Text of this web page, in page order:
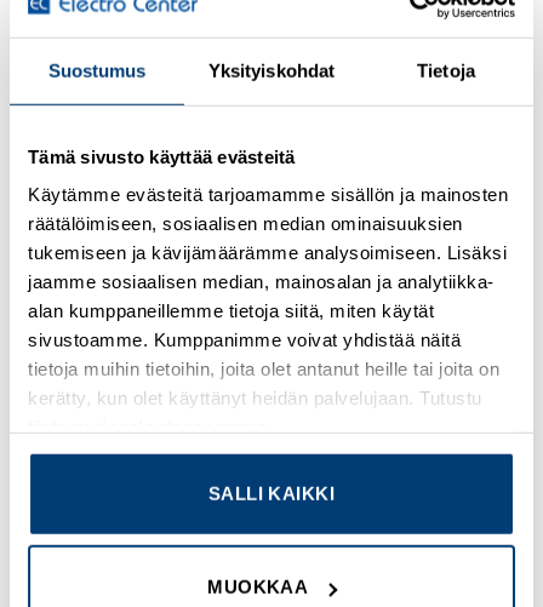
Suostumus Yksityiskohdat Tietoja
Tämä sivusto käyttää evästeitä
Käytämme evästeitä tarjoamamme sisällön ja mainosten
räätälöimiseen, sosiaalisen median ominaisuuksien
tukemiseen ja kävijämäärämme analysoimiseen. Lisäksi
jaamme sosiaalisen median, mainosalan ja analytiikka-
alan kumppaneillemme tietoja siitä, miten käytät
sivustoamme. Kumppanimme voivat yhdistää näitä
tietoja muihin tietoihin, joita olet antanut heille tai joita on
kerätty, kun olet käyttänyt heidän palvelujaan. Tutustu
SALLI KAIKKI
MUOKKAA
verkkokauppaa
PCB connector, nominal current: 12 A, rated voltage (III/2):
320 V, number of positions: 4, pitch: 5.08 mm, connection
female crimp contacts with current [A] and conductor cross
section range [mm²] data: 10A/MSTBC-MT 0,5-1,0
(3190564); 10A/MSTBC-MT 0,5-1,0 BA (3190645);
12A/MSTBC-MT 1,5-2,5 (3190551); 12A/MSTBC-MT 1,5-
2,5 BA (3190658). BA = Bandkontakte
Lisätietoja tuotteesta
Osasto:Phoenix Contact
TUTUSTU MYÖS